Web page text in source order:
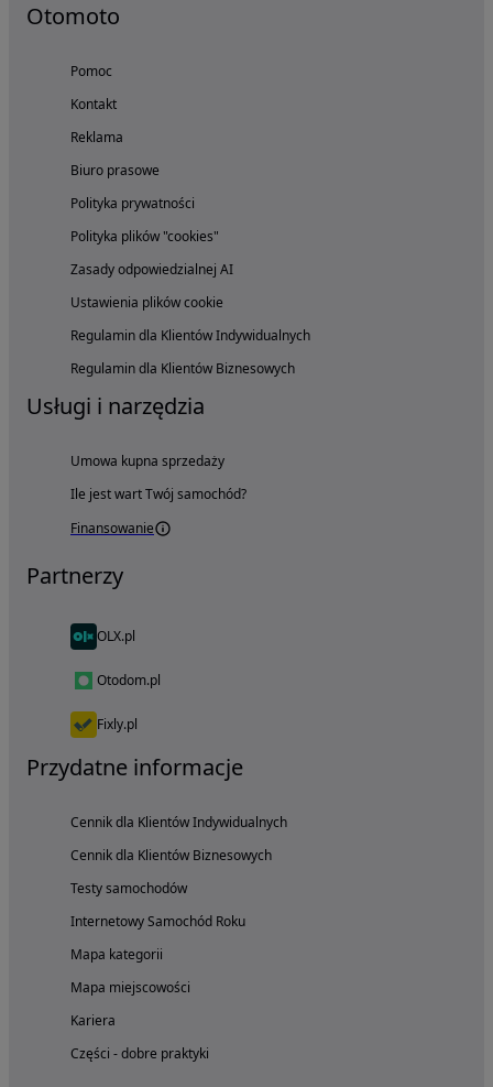
Otomoto
Pomoc
Kontakt
Reklama
Biuro prasowe
Polityka prywatności
Polityka plików "cookies"
Zasady odpowiedzialnej AI
Ustawienia plików cookie
Regulamin dla Klientów Indywidualnych
Regulamin dla Klientów Biznesowych
Usługi i narzędzia
Umowa kupna sprzedaży
Ile jest wart Twój samochód?
Finansowanie
Partnerzy
OLX.pl
Otodom.pl
Fixly.pl
Przydatne informacje
Cennik dla Klientów Indywidualnych
Cennik dla Klientów Biznesowych
Testy samochodów
Internetowy Samochód Roku
Mapa kategorii
Mapa miejscowości
Kariera
Części - dobre praktyki